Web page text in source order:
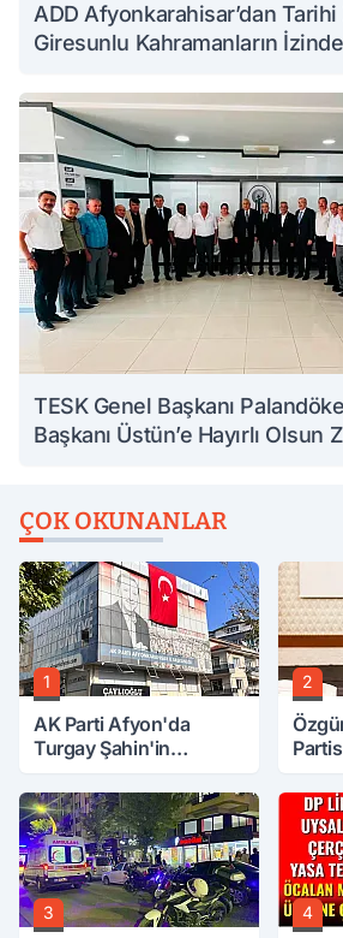
ADD Afyonkarahisar’dan
Giresunlu Kahramanların
TESK Genel Başkanı
Başkanı Üstün’e Hayırlı Olsun
ÇOK OKUNANLAR
1
AK Parti Afyon'da
Turgay Şahin'in
2
3 4